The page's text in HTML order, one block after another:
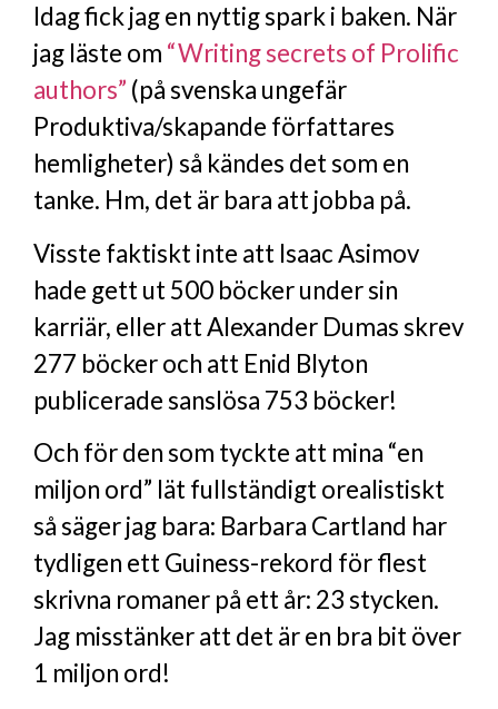
Idag fick jag en nyttig spark i baken. När
jag läste om “Writing secrets of Prolific
authors” (på svenska ungefär
Produktiva/skapande författares
hemligheter) så kändes det som en
tanke. Hm, det är bara att jobba på.
Visste faktiskt inte att Isaac Asimov
hade gett ut 500 böcker under sin
karriär, eller att Alexander Dumas skrev
277 böcker och att Enid Blyton
publicerade sanslösa 753 böcker!
Och för den som tyckte att mina “en
miljon ord” lät fullständigt orealistiskt
så säger jag bara: Barbara Cartland har
tydligen ett Guiness-rekord för flest
skrivna romaner på ett år: 23 stycken.
Jag misstänker att det är en bra bit över
1 miljon ord!